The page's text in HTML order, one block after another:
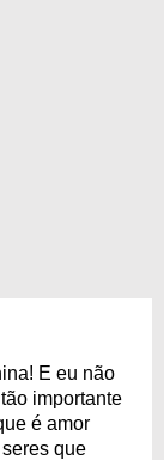
E eu não
importante
é amor
que